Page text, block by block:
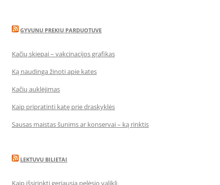
GYVUNU PREKIU PARDUOTUVE
Kačių skiepai – vakcinacijos grafikas
Ką naudinga žinoti apie kates
Kačių auklėjimas
Kaip pripratinti katę prie draskyklės
Sausas maistas šunims ar konservai – ką rinktis
LEKTUVU BILIETAI
Kaip išsirinkti geriausią pelėsio valiklį